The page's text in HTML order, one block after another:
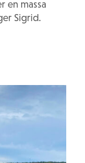
en massa
Sigrid.